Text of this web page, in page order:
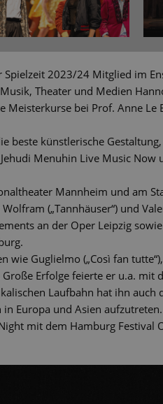
2023/24 Mitglied im
Theater und Medien
Meisterkurse bei Prof. Anne Le
beste künstlerische
Menuhin Live Music Now
Mannheim und am
(„Tannhäuser“) und
an der Oper Leipzig
Guglielmo („Così fan
Erfolge feierte er u.a. mit
Laufbahn hat ihn
Europa und Asien
mit dem Hamburg Festival